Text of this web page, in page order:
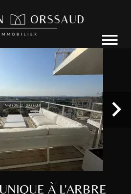
À L'ARBRE